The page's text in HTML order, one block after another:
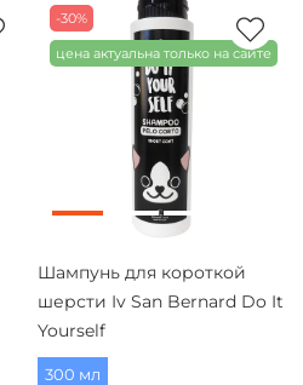
-30%
цена актуальна только на сайте
Шампунь для короткой
шерсти Iv San Bernard Do It
Yourself
300 мл